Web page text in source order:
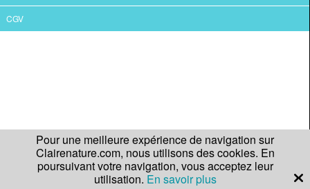
CGV
Pour une meilleure expérience de navigation sur
Clairenature.com, nous utilisons des cookies. En
poursuivant votre navigation, vous acceptez leur
utilisation. En savoir plus